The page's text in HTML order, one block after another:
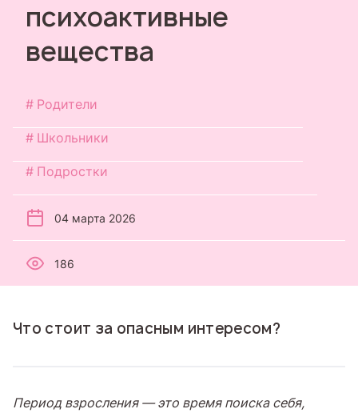
психоактивные
вещества
Родители
Школьники
Подростки
04 марта 2026
186
Что стоит за опасным интересом?
Период взросления — это время поиска себя,